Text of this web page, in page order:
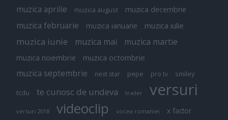
muzica aprilie muzica august muzica decembrie
muzica februarie muzica ianuarie muzica iulie
muzica iunie muzica mai muzica martie
muzica noiembrie muzica octombrie
muzica septembrie next star pepe pro tv smiley
tcdu te cunosc de undeva trailer versuri
versuri 2018 videoclip vocea romaniei x factor